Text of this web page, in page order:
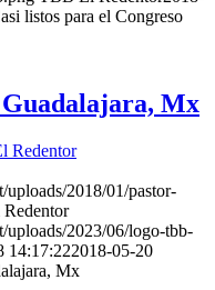
listos para el Congreso
Mx
Redentor
2018/01/pastor-
uploads/2023/06/logo-tbb-
14:17:222018-05-20
Mx